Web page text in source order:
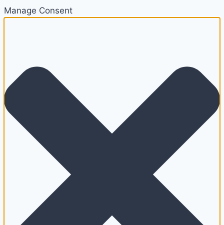
Manage Consent